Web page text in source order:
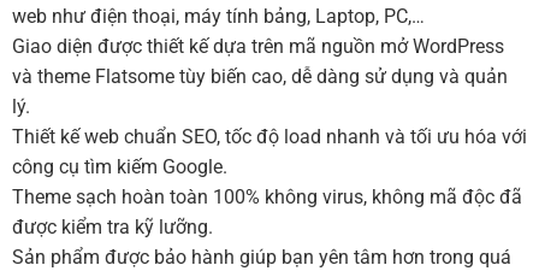
Hosting 4GB SSD (1 năm)(+1,000,000 ₫)
Hosting 8GB SSD (1 năm)(+1,200,000 ₫)
web như điện thoại, máy tính bảng, Laptop, PC,…
Giao diện được thiết kế dựa trên mã nguồn mở WordPress
và theme Flatsome tùy biến cao, dễ dàng sử dụng và quản
lý.
Thiết kế web chuẩn SEO, tốc độ load nhanh và tối ưu hóa với
công cụ tìm kiếm Google.
Theme sạch hoàn toàn 100% không virus, không mã độc đã
được kiểm tra kỹ lưỡng.
Sản phẩm được bảo hành giúp bạn yên tâm hơn trong quá